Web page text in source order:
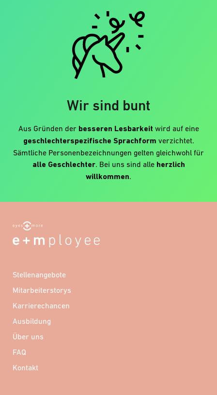
Wir sind bunt
Aus Gründen der besseren Lesbarkeit wird auf eine
geschlechterspezifische Sprachform verzichtet.
Sämtliche Personenbezeichnungen gelten gleichwohl für
alle Geschlechter. Bei uns sind alle herzlich
willkommen.
Stellenangebote
Mitarbeiterstorys
Karrierechancen
Ausbildung
Über uns
FAQ
Kontakt